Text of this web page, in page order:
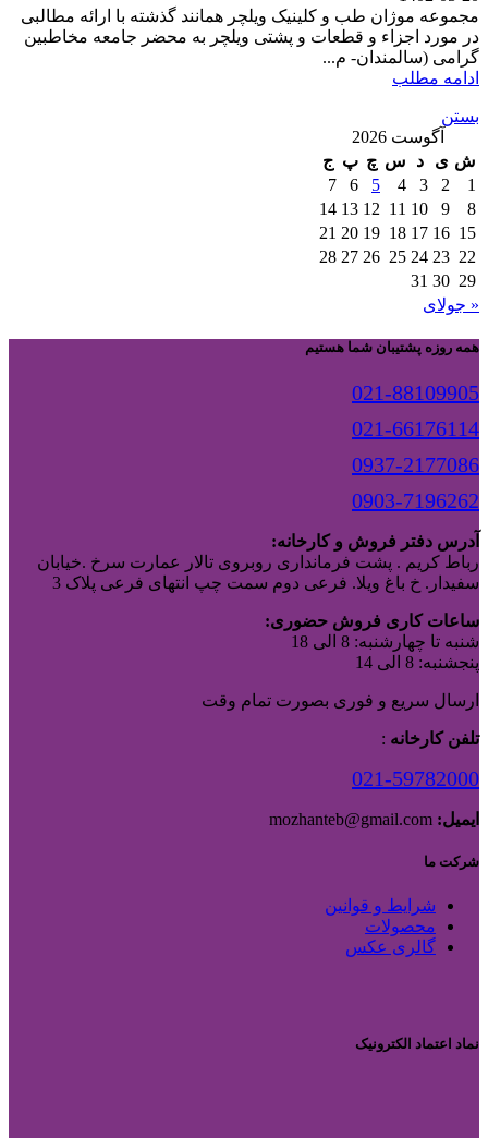
مجموعه موژان طب و کلینیک ویلچر همانند گذشته با ارائه مطالبی
در مورد اجزاء و قطعات و پشتی ویلچر به محضر جامعه مخاطبین
گرامی (سالمندان- م...
ادامه مطلب
بستن
آگوست 2026
ش ی د س چ پ ج
1
2
3
4
5
6
7
8
9
10
11
12
13
14
15
16
17
18
19
20
21
22
23
24
25
26
27
28
29
30
31
« جولای
همه روزه پشتیبان شما هستیم
021-88109905
021-66176114
0937-2177086
0903-7196262
آدرس دفتر فروش و کارخانه:
رباط کریم . پشت فرمانداری روبروی تالار عمارت سرخ .خیابان
سفیدار. خ باغ ویلا. فرعی دوم سمت چپ انتهای فرعی پلاک 3
ساعات کاری فروش حضوری:
شنبه تا چهارشنبه: 8 الی 18
پنجشنبه: 8 الی 14
ارسال سریع و فوری بصورت تمام وقت
تلفن کارخانه :
021-59782000
ایمیل:
شرکت ما
شرایط و قوانین
محصولات
گالری عکس
نماد اعتماد الکترونیک